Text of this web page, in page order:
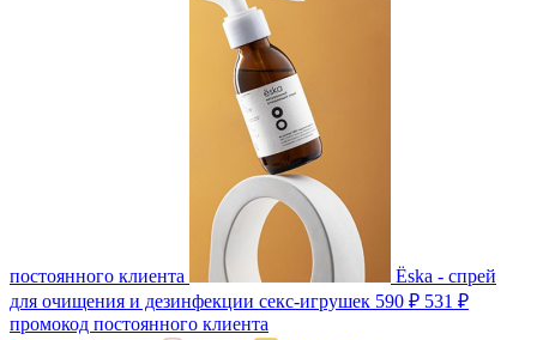
постоянного клиента
Ёska - спрей
для очищения и дезинфекции секс-игрушек 590 ₽ 531 ₽
промокод постоянного клиента